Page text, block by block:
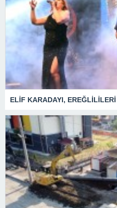
ELİF KARADAYI,